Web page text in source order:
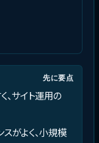
先に要点
、サイト運用の
がよく、小規模